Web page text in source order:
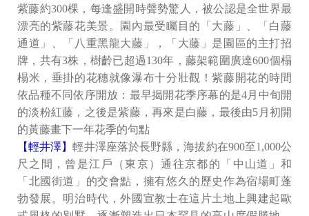
紫藤約300棵，每逢盛開時聲勢驚人，被公認是全世界最
漂亮的紫藤花美景。園內最受矚目的「大藤」、「白藤
通道」、「八重黑龍大藤」，「大藤」是園區的主打招
牌，共有3株，樹齡已超過130年，藤架範圍廣達600個榻
榻米，垂掛的花穗就像瀑布十分壯觀！紫藤開花的時間
依品種不同依序開放：最早揭開花季序幕的是4月中旬開
的淡粉紅藤，之後是紫藤，再來是白藤，最後由5月初開
的黃藤畫下一年花季的句點
【輕井澤】輕井澤座落於長野縣，海拔約在900至1,000公
尺之間，曾是江戶（東京）通往京都的「中山道」和
「北國街道」的交會點，擁有悠久的歷史作為宿場町蓬
勃發展。明治時代，外國宣教士在這片土地上興建起歐